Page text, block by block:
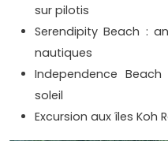
sur pilotis
Serendipity Beach :
nautiques
Independence
soleil
Excursion aux îles Koh